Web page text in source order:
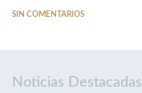
SIN COMENTARIOS
Noticias Destacadas